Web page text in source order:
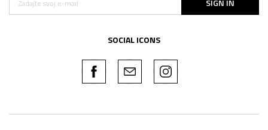
SIGN IN
SOCIAL ICONS